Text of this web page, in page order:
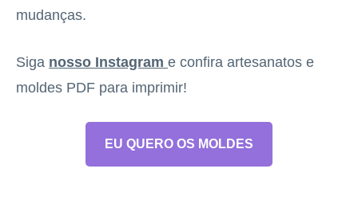
mudanças.
Siga nosso Instagram e confira artesanatos e
moldes PDF para imprimir!
EU QUERO OS MOLDES